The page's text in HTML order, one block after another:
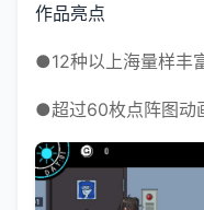
作品亮点
●12种以上海量样丰
●超过60枚点阵图动